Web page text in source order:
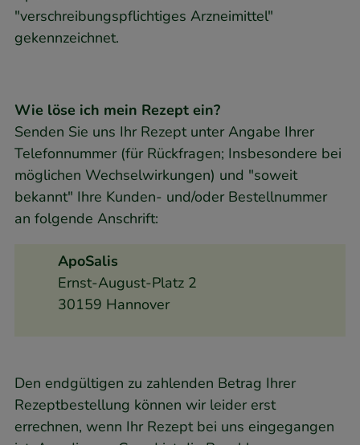
"verschreibungspflichtiges Arzneimittel"
gekennzeichnet.
Wie löse ich mein Rezept ein?
Senden Sie uns Ihr Rezept unter Angabe Ihrer
Telefonnummer (für Rückfragen; Insbesondere bei
möglichen Wechselwirkungen) und "soweit
bekannt" Ihre Kunden- und/oder Bestellnummer
an folgende Anschrift:
ApoSalis
Ernst-August-Platz 2
30159 Hannover
Den endgültigen zu zahlenden Betrag Ihrer
Rezeptbestellung können wir leider erst
errechnen, wenn Ihr Rezept bei uns eingegangen